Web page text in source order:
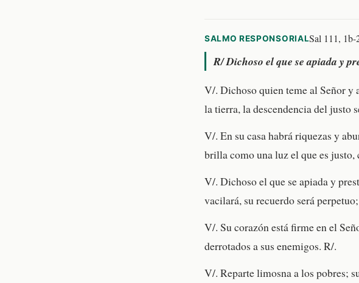
SALMO RESPONSORIALSal 111,
R/Dichoso el que se apiada y
V/. Dichoso quien teme al Señor y
la tierra, la descendencia del justo
V/. En su casa habrá riquezas y
brilla como una luz el que es
V/. Dichoso el que se apiada y
vacilará, su recuerdo será
V/. Su corazón está firme en el
derrotados a sus enemigos. R/.
V/. Reparte limosna a los pobres;